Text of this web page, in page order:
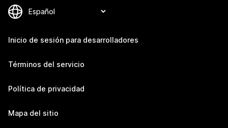
Inicio de sesión para desarrolladores
Términos del servicio
Política de privacidad
Mapa del sitio